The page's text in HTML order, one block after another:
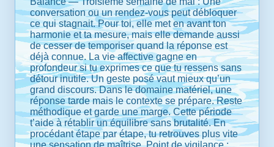
conversation ou un rendez-vous peut débloquer
ce qui stagnait. Pour toi, elle met en avant ton
harmonie et ta mesure, mais elle demande aussi
de cesser de temporiser quand la réponse est
déjà connue. La vie affective gagne en
profondeur si tu exprimes ce que tu ressens sans
détour inutile. Un geste posé vaut mieux qu’un
grand discours. Dans le domaine matériel, une
réponse tarde mais le contexte se prépare. Reste
méthodique et garde une marge. Cette période
t’aide à rétablir un équilibre sans brutalité. En
procédant étape par étape, tu retrouves plus vite